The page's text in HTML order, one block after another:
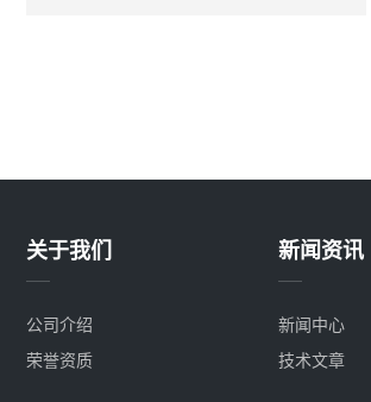
关于我们
公司介绍
荣誉资质
新闻资讯
新闻中心
技术文章